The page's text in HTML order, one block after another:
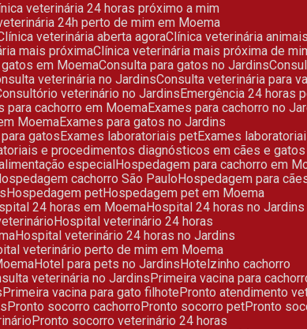
veterinária 24 horas próximo a mim
veterinária 24h perto de mim em Moema
Clínica veterinária aberta agora Clínica veterinária
mais próxima Clínica veterinária mais próxima de
gatos em Moema Consulta para gatos no Jardins
veterinária no Jardins Consulta veterinária para
Consultório veterinário no Jardins Emergência 24 horas
para cachorro em Moema Exames para cachorro no
Moema Exames para gatos no Jardins
gatos Exames laboratoriais pet Exames
e procedimentos diagnósticos em cães e gatos
especial
Hospedagem para cachorro em
Hospedagem cachorro São Paulo
Hospedagem para
Hospedagem pet
Hospedagem pet em Moema
24 horas em Moema
Hospital 24 horas no Jardins
Hospital veterinário 24 horas
Hospital veterinário 24 horas no Jardins
veterinário perto de mim em Moema
Hotel para pets no Jardins
Hotelzinho cachorro
veterinária no Jardins
Primeira vacina para
Primeira vacina para gato filhote
Pronto atendimento
Pronto socorro cachorro Pronto socorro pet
Pronto
Pronto socorro veterinário 24 horas